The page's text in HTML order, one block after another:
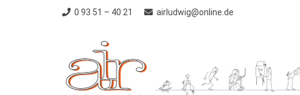
0 93 51 – 40 21 airludwig@online.de